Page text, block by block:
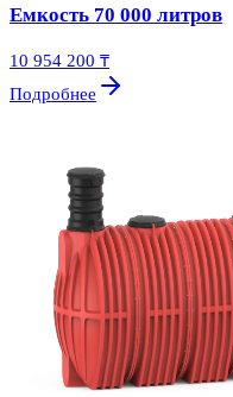
Емкость 70 000 литров
10 954 200 ₸
Подробнее